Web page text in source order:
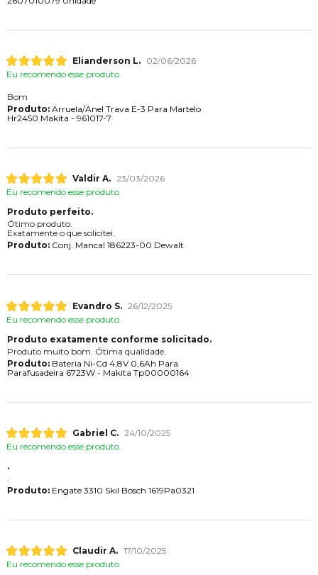
Elianderson L.
02/06/2026
Eu recomendo esse produto.
Bom
Produto:Arruela/Anel Trava E-3 Para Martelo
Hr2450 Makita - 961017-7
Valdir A. 23/03/2026
Eu recomendo esse produto.
Produto perfeito.
Ótimo produto.
Exatamente o que solicitei.
Produto:Conj. Mancal 186223-00 Dewalt
Evandro S. 26/12/2025
Eu recomendo esse produto.
Produto exatamente conforme solicitado.
Produto muito bom. Ótima qualidade.
Produto:Bateria Ni-Cd 4,8V 0,6Ah Para
Parafusadeira 6723W - Makita Tp00000164
Gabriel C. 24/10/2025
Eu recomendo esse produto.
.
.
Produto:Engate 3310 Skil Bosch 1619Pa0321
Claudir A. 17/10/2025
Eu recomendo esse produto.